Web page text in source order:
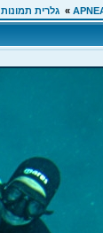
» גלרית תמונות